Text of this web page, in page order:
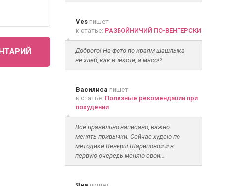
Vesпишет
к статье: РАЗБОЙНИЧИЙ ПО-ВЕНГЕРСКИ
Доброго! На фото по краям шашлыка
не хлеб, как в тексте, а мясо!?
Василиса пишет
к статье: Полезные рекомендации при
похудении
Всё правильно написано, важно
менять привычки. Сейчас худею по
методике Венеры Шариповой и в
первую очередь меняю свои...